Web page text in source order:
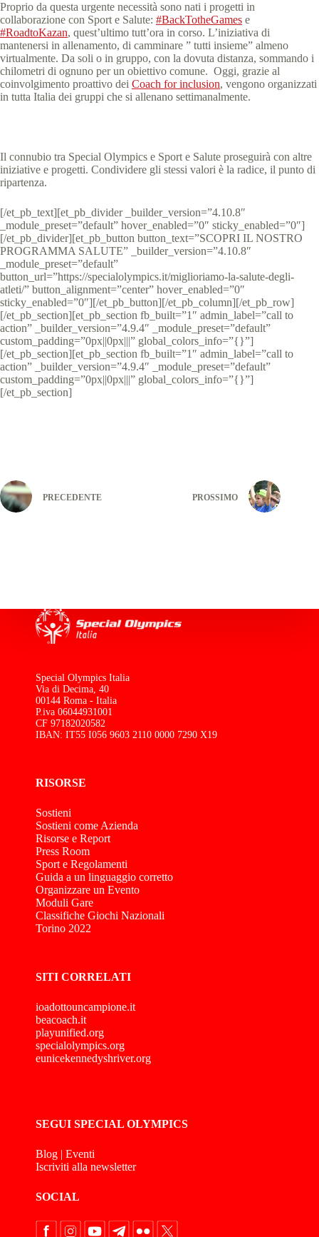
Proprio da questa urgente necessità sono nati i progetti in
collaborazione con Sport e Salute: #BackTotheGames e
#RoadtoKazan, quest’ultimo tutt’ora in corso. L’iniziativa di
mantenersi in allenamento, di camminare ” tutti insieme” almeno
virtualmente. Da soli o in gruppo, con la dovuta distanza, sommando i
chilometri di ognuno per un obiettivo comune. Oggi, grazie al
coinvolgimento proattivo dei Coach for inclusion, vengono organizzati
in tutta Italia dei gruppi che si allenano settimanalmente.
Il connubio tra Special Olympics e Sport e Salute proseguirà con altre
iniziative e progetti. Condividere gli stessi valori è la radice, il punto di
ripartenza.
[/et_pb_text][et_pb_divider _builder_version=”4.10.8″
_module_preset=”default” hover_enabled=”0″ sticky_enabled=”0″]
[/et_pb_divider][et_pb_button button_text=”SCOPRI IL NOSTRO
PROGRAMMA SALUTE” _builder_version=”4.10.8″
_module_preset=”default”
button_url=”https://specialolympics.it/miglioriamo-la-salute-degli-
atleti/” button_alignment=”center” hover_enabled=”0″
sticky_enabled=”0″][/et_pb_button][/et_pb_column][/et_pb_row]
[/et_pb_section][et_pb_section fb_built=”1″ admin_label=”call to
action” _builder_version=”4.9.4″ _module_preset=”default”
custom_padding=”0px||0px|||” global_colors_info=”{}”]
[/et_pb_section][et_pb_section fb_built=”1″ admin_label=”call to
action” _builder_version=”4.9.4″ _module_preset=”default”
custom_padding=”0px||0px|||” global_colors_info=”{}”]
[/et_pb_section]
PRECEDENTE PROSSIMO
Special Olympics Italia
Via di Decima, 40
00144 Roma - Italia
P.iva 06044931001
CF 97182020582
IBAN: IT55 I056 9603 2110 0000 7290 X19
RISORSE
Sostieni
Sostieni come Azienda
Risorse e Report
Press Room
Sport e Regolamenti
Guida a un linguaggio corretto
Organizzare un Evento
Moduli Gare
Classifiche Giochi Nazionali
Torino 2022
SITI CORRELATI
ioadottouncampione.it
beacoach.it
playunified.org
specialolympics.org
eunicekennedyshriver.org
SEGUI SPECIAL OLYMPICS
Blog | Eventi
Iscriviti alla newsletter
SOCIAL